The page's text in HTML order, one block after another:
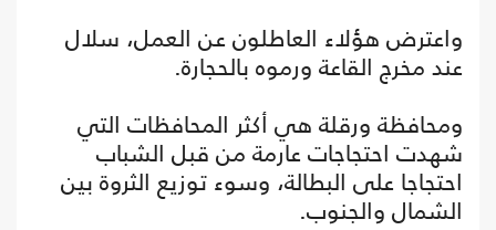
واعترض هؤلاء العاطلون عن العمل، سلال
عند مخرج القاعة ورموه بالحجارة.
ومحافظة ورقلة هي أكثر المحافظات التي
شهدت احتجاجات عارمة من قبل الشباب
احتجاجا على البطالة، وسوء توزيع الثروة بين
الشمال والجنوب.